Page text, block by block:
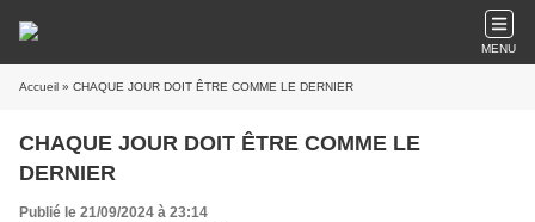
MENU
Accueil » CHAQUE JOUR DOIT ÊTRE COMME LE DERNIER
CHAQUE JOUR DOIT ÊTRE COMME LE
DERNIER
Publié le 21/09/2024 à 23:14